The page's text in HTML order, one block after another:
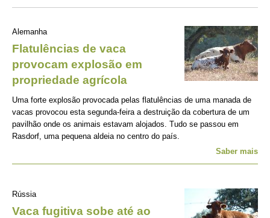
Alemanha
Flatulências de vaca
provocam explosão em
propriedade agrícola
Uma forte explosão provocada pelas flatulências de uma manada de
vacas provocou esta segunda-feira a destruição da cobertura de um
pavilhão onde os animais estavam alojados. Tudo se passou em
Rasdorf, uma pequena aldeia no centro do país.
Saber mais
Rússia
Vaca fugitiva sobe até ao